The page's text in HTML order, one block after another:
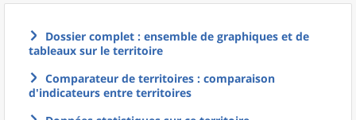
Dossier complet : ensemble de graphiques et de
tableaux sur le territoire
Comparateur de territoires : comparaison
d'indicateurs entre territoires